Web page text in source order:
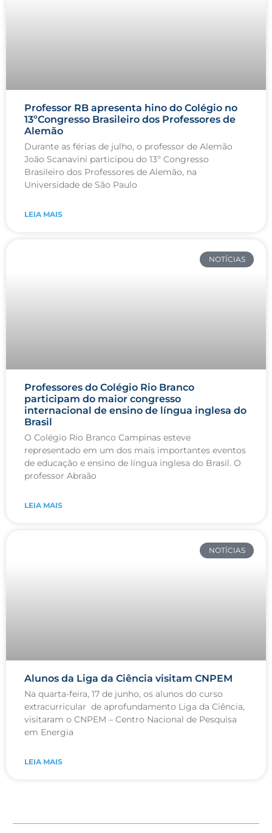
Professor RB apresenta hino do Colégio no
13ºCongresso Brasileiro dos Professores de
Alemão
Durante as férias de julho, o professor de Alemão
João Scanavini participou do 13º Congresso
Brasileiro dos Professores de Alemão, na
Universidade de São Paulo
LEIA MAIS
NOTÍCIAS
Professores do Colégio Rio Branco
participam do maior congresso
internacional de ensino de língua inglesa do
Brasil
O Colégio Rio Branco Campinas esteve
representado em um dos mais importantes eventos
de educação e ensino de língua inglesa do Brasil. O
professor Abraão
LEIA MAIS
NOTÍCIAS
Alunos da Liga da Ciência visitam CNPEM
Na quarta-feira, 17 de junho, os alunos do curso
extracurricular de aprofundamento Liga da Ciência,
visitaram o CNPEM – Centro Nacional de Pesquisa
em Energia
LEIA MAIS